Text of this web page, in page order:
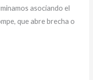
asociando el
que abre brecha o